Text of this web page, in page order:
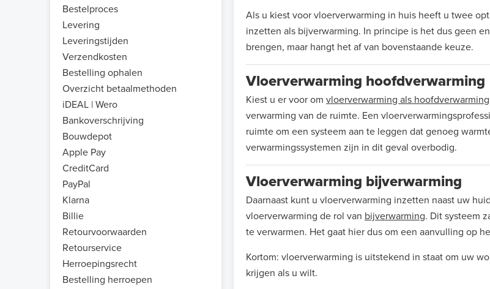
Bestelproces
Levering
Leveringstijden
Verzendkosten
Bestelling ophalen
Overzicht betaalmethoden
iDEAL | Wero
Bankoverschrijving
Bouwdepot
Apple Pay
CreditCard
PayPal
Klarna
Billie
Retourvoorwaarden
Retourservice
Herroepingsrecht
Bestelling herroepen
Als u kiest voor vloerverwarming in huis heeft u twee
inzetten als bijverwarming. In principe is het dus geen
brengen, maar hangt het af van bovenstaande keuze.
Vloerverwarming hoofdverwarming
Kiest u er voor om vloerverwarming als hoofdverwarming
verwarming van de ruimte. Een
ruimte om een systeem aan te leggen dat genoeg
verwarmingssystemen zijn in dit geval overbodig.
Vloerverwarming bijverwarming
Daarnaast kunt u vloerverwarming inzetten naast uw
vloerverwarming de rol van bijverwarming. Dit systeem
te verwarmen. Het gaat hier dus om een aanvulling op
Kortom: vloerverwarming is uitstekend in staat om uw
krijgen als u wilt.